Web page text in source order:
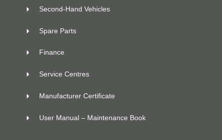
Second-Hand Vehicles
Spare Parts
Finance
Service Centres
Manufacturer Certificate
User Manual – Maintenance Book